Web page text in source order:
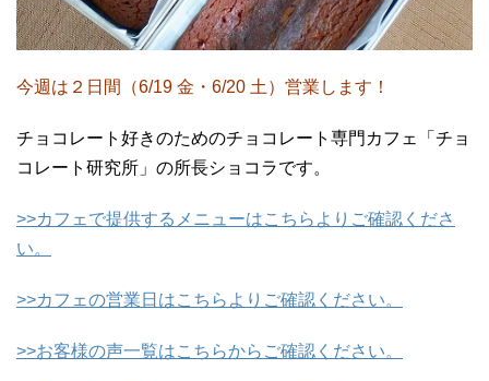
今週は２日間（6/19 金・6/20 土）営業します！
チョコレート好きのためのチョコレート専門カフェ「チョ
コレート研究所」の所長ショコラです。
>>カフェで提供するメニューはこちらよりご確認くださ
い。
>>カフェの営業日はこちらよりご確認ください。
>>お客様の声一覧はこちらからご確認ください。